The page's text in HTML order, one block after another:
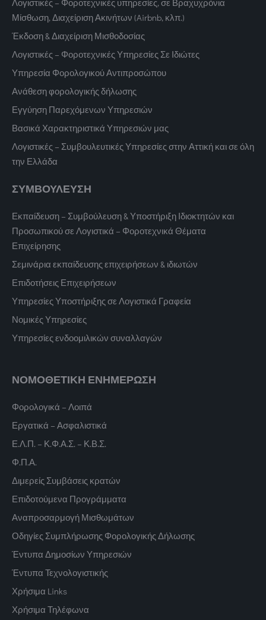
Μίσθωση, Διαχείριση Ακινήτων (Airbnb, κλπ.)
Έκδοση & Διαχείριση Μισθοδοσίας
Λογιστικές – Φοροτεχνικές Υπηρεσίες Σε Ιδιώτες
Υπηρεσία Φορολογικού Αντιπροσώπου
Ανάθεση φορολογικής δήλωσης
Εγγύηση Παρεχόμενων Υπηρεσιών
Βασικά Χαρακτηριστικά Υπηρεσιών μας
Λογιστικές – Συμβουλευτικές Υπηρεσίες στην Αττική και σε όλη
την Ελλάδα
ΣΥΜΒΟΥΛΕΥΣΗ
Εκπαίδευση – Συμβούλευση & Υποστήριξη Ιδιοκτητών και
Προσωπικού σε Λογιστικά – Φοροτεχνικά Θέματα
Επιχείρησης
Σεμινάρια εκπαίδευσης επιχειρήσεων & ιδιωτών
Επιδοτήσεις Επιχειρήσεων
Υπηρεσίες Υποστήριξης σε Λογιστικά Γραφεία
Νομικές Υπηρεσίες
Υπηρεσίες ενδοομιλικών συναλλαγών
ΝΟΜΟΘΕΤΙΚΗ ΕΝΗΜΕΡΩΣΗ
Φορολογικά – Λοιπά
Εργατικά – Ασφαλιστικά
Ε.Λ.Π. – Κ.Φ.Α.Σ. – Κ.Β.Σ.
Φ.Π.Α.
Διμερείς Συμβάσεις κρατών
Επιδοτούμενα Προγράμματα
Αναπροσαρμογή Μισθωμάτων
Οδηγίες Συμπλήρωσης Φορολογικής Δήλωσης
Έντυπα Δημοσίων Υπηρεσιών
Έντυπα Τεχνολογιστικής
Χρήσιμα Links
Χρήσιμα Τηλέφωνα